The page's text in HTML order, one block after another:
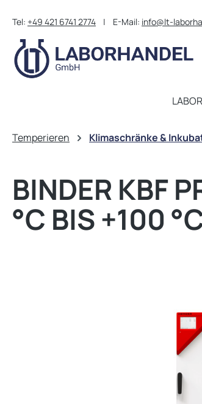
Tel: +49 421 6741 2774 | E-Mail: info@lt-
Temperieren Klimaschränke &
BINDER KBF
°C BIS +100